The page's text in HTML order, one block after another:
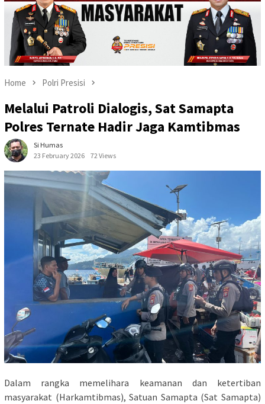
Home Polri Presisi
Melalui Patroli Dialogis, Sat Samapta
Polres Ternate Hadir Jaga Kamtibmas
Si Humas
23 February 2026
72 Views
Dalam rangka memelihara keamanan dan ketertiban
masyarakat (Harkamtibmas), Satuan Samapta (Sat Samapta)